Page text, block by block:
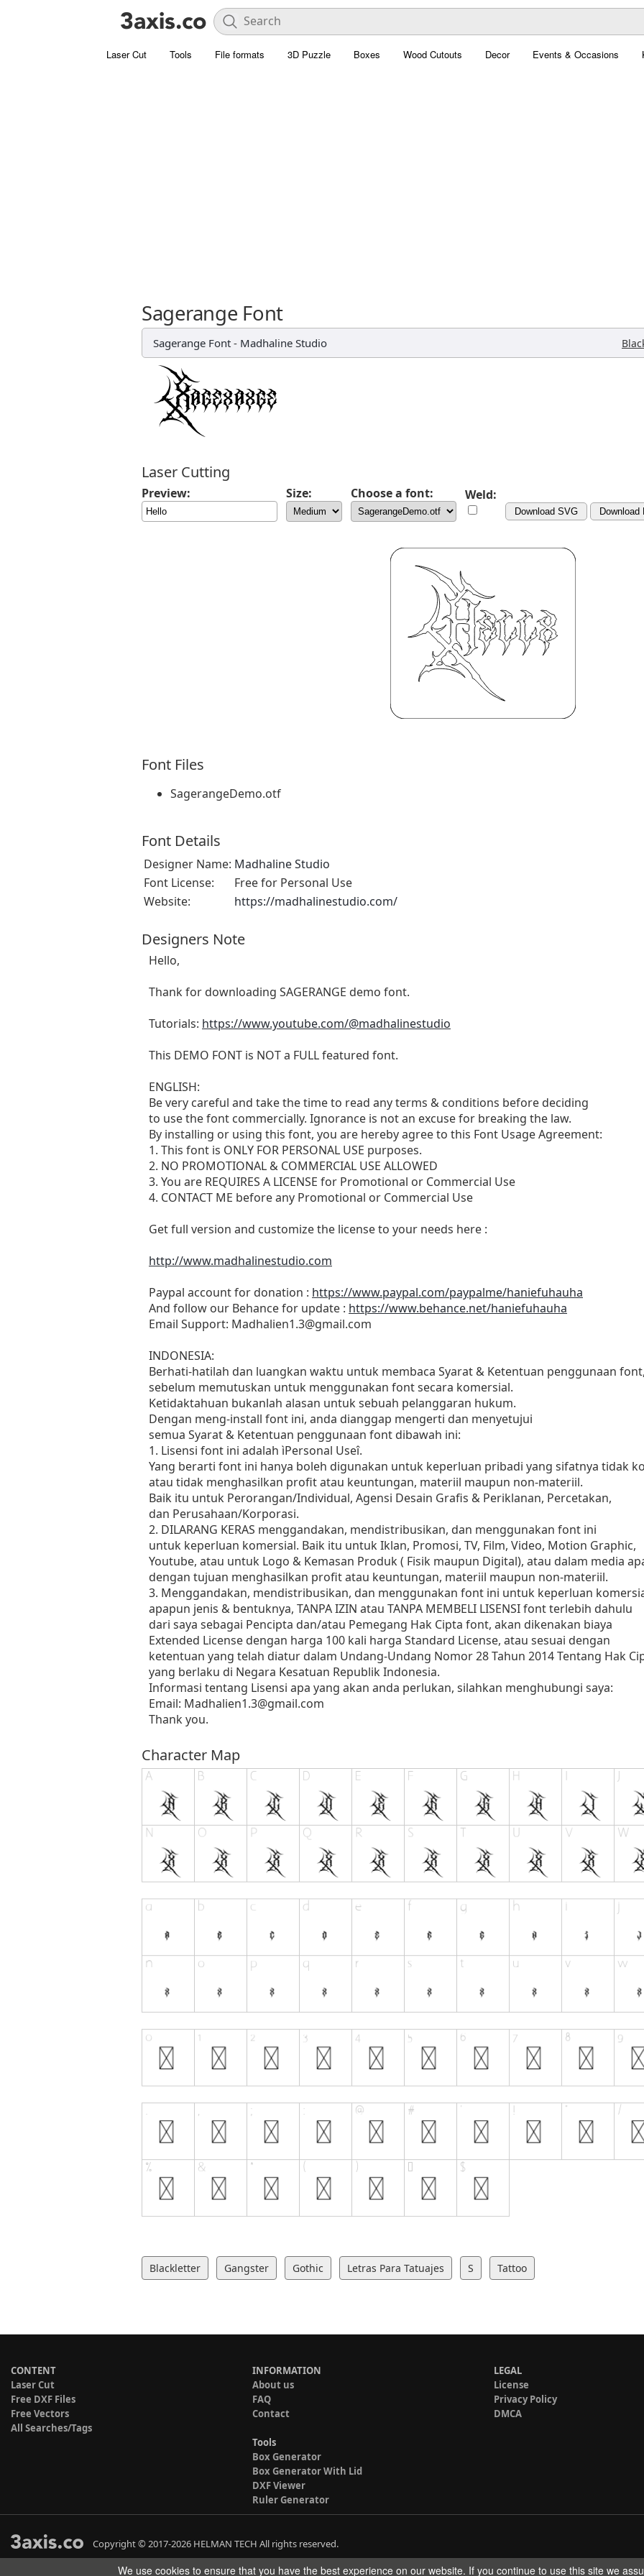
Laser Cut Tools File formats 3D Puzzle Boxes Wood Cutouts Decor Events & Occasions
Sagerange Font
Sagerange Font - Madhaline Studio
Laser Cutting
Preview: Size: Choose a font: Weld:
Download SVG Download
Font Files
SagerangeDemo.otf
Font Details
Designer Name: Madhaline Studio
Font License:
Free for Personal Use
Website:
https://madhalinestudio.com/
Designers Note
Hello,
Thank for downloading SAGERANGE demo font.
Tutorials: https://www.youtube.com/@madhalinestudio
This DEMO FONT is NOT a FULL featured font.
ENGLISH:
Be very careful and take the time to read any terms & conditions before deciding
to use the font commercially. Ignorance is not an excuse for breaking the law.
By installing or using this font, you are hereby agree to this Font Usage Agreement:
1. This font is ONLY FOR PERSONAL USE purposes.
2. NO PROMOTIONAL & COMMERCIAL USE ALLOWED
3. You are REQUIRES A LICENSE for Promotional or Commercial Use
4. CONTACT ME before any Promotional or Commercial Use
Get full version and customize the license to your needs here :
http://www.madhalinestudio.com
Paypal account for donation : https://www.paypal.com/paypalme/haniefuhauha
And follow our Behance for update : https://www.behance.net/haniefuhauha
Email Support: Madhalien1.3@gmail.com
INDONESIA:
Berhati-hatilah dan luangkan waktu untuk membaca Syarat & Ketentuan penggunaan
sebelum memutuskan untuk menggunakan font secara komersial.
Ketidaktahuan bukanlah alasan untuk sebuah pelanggaran hukum.
Dengan meng-install font ini, anda dianggap mengerti dan menyetujui
semua Syarat & Ketentuan penggunaan font dibawah ini:
1. Lisensi font ini adalah ìPersonal Useî.
Yang berarti font ini hanya boleh digunakan untuk keperluan pribadi yang sifatnya tidak
atau tidak menghasilkan profit atau keuntungan, materiil maupun non-materiil.
Baik itu untuk Perorangan/Individual, Agensi Desain Grafis & Periklanan, Percetakan,
dan Perusahaan/Korporasi.
2. DILARANG KERAS menggandakan, mendistribusikan, dan menggunakan font ini
untuk keperluan komersial. Baik itu untuk Iklan, Promosi, TV, Film, Video, Motion Graphic,
Youtube, atau untuk Logo & Kemasan Produk ( Fisik maupun Digital), atau dalam media
dengan tujuan menghasilkan profit atau keuntungan, materiil maupun non-materiil.
3. Menggandakan, mendistribusikan, dan menggunakan font ini untuk keperluan
apapun jenis & bentuknya, TANPA IZIN atau TANPA MEMBELI LISENSI font terlebih dahulu
dari saya sebagai Pencipta dan/atau Pemegang Hak Cipta font, akan dikenakan biaya
Extended License dengan harga 100 kali harga Standard License, atau sesuai dengan
ketentuan yang telah diatur dalam Undang-Undang Nomor 28 Tahun 2014 Tentang Hak
yang berlaku di Negara Kesatuan Republik Indonesia.
Informasi tentang Lisensi apa yang akan anda perlukan, silahkan menghubungi saya:
Email: Madhalien1.3@gmail.com
Thank you.
Character Map
Blackletter Gangster Gothic Letras Para Tatuajes S Tattoo
CONTENT
Laser Cut
Free DXF Files
Free Vectors
All Searches/Tags
INFORMATION
About us
FAQ
Contact
Tools
Box Generator
Box Generator With Lid
DXF Viewer
Ruler Generator
LEGAL
License
Privacy Policy
DMCA
Copyright © 2017-2026 HELMAN TECH All rights reserved.
We use cookies to ensure that you have the best experience on our website. If you continue to use this site we